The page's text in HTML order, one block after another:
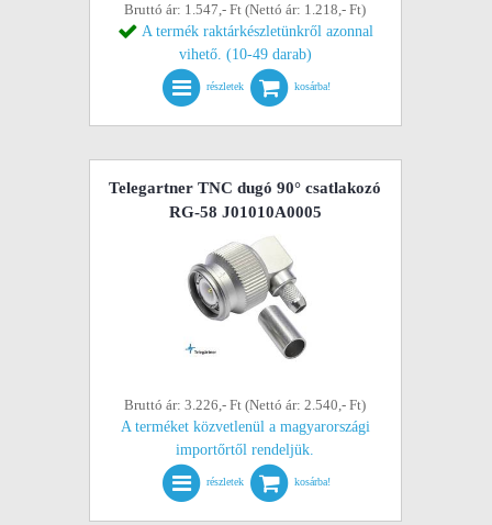
Bruttó ár: 1.547,- Ft (Nettó ár: 1.218,- Ft)
A termék raktárkészletünkről azonnal
vihető. (10-49 darab)
részletek kosárba!
Telegartner TNC dugó 90° csatlakozó
RG-58 J01010A0005
Bruttó ár: 3.226,- Ft (Nettó ár: 2.540,- Ft)
A terméket közvetlenül a magyarországi
importőrtől rendeljük.
részletek kosárba!